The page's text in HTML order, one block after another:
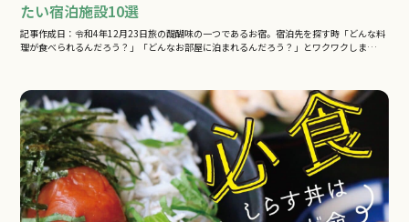
たい宿泊施設10選
記事作成日：令和4年12月23日旅の醍醐味の一つであるお宿。宿泊先を探す時「どんな料
理が食べられるんだろう？」「どんなお部屋に泊まれるんだろう？」とワクワクしま…